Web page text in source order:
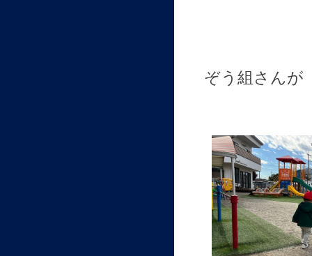
ぞう組さんが